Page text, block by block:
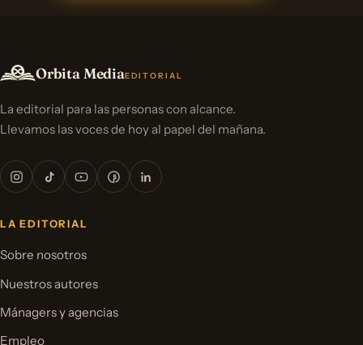
Orbita MediaEDITORIAL
La editorial para las personas con alcance.
Llevamos las voces de hoy al papel del mañana.
LA EDITORIAL
Sobre nosotros
Nuestros autores
Mánagers y agencias
Empleo